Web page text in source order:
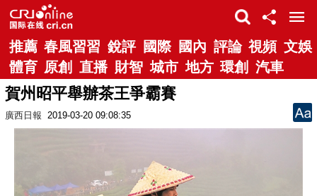
推薦 春風習習 銳評 國際 國內 評論 視頻 文娛
體育 原創 直播 財智 城市 地方 環創 汽車
賀州昭平舉辦茶王爭霸賽
廣西日報 2019-03-20 09:08:35